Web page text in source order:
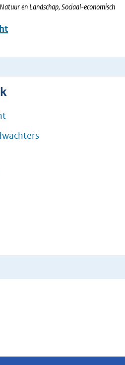
en Landschap, Sociaal-economisch